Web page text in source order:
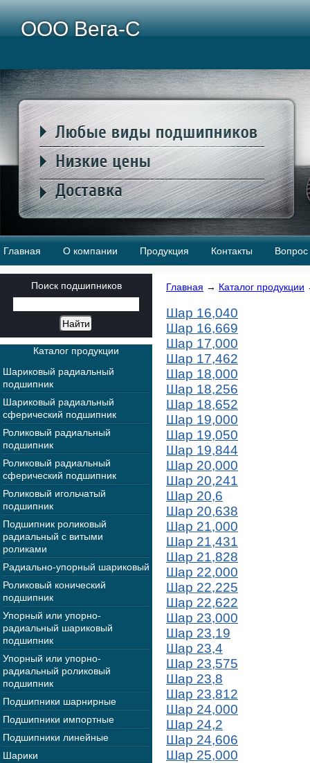
ООО Вега-С
Главная О компании Продукция Контакты Вопрос
Главная → Каталог продукции
Шар 16,040
Шар 16,669
Шар 17,000
Шар 17,462
Шар 18,000
Шар 18,256
Шар 18,652
Шар 19,000
Шар 19,050
Шар 19,844
Шар 20,000
Шар 20,241
Шар 20,6
Шар 20,638
Шар 21,000
Шар 21,431
Шар 21,828
Шар 22,000
Шар 22,225
Шар 22,622
Шар 23,000
Шар 23,19
Шар 23,4
Шар 23,575
Шар 23,8
Шар 23,812
Шар 24,000
Шар 24,2
Шар 24,606
Шар 25,000
Поиск подшипников
Каталог продукции
Шариковый радиальный
подшипник
Шариковый радиальный
сферический подшипник
Роликовый радиальный
подшипник
Роликовый радиальный
сферический подшипник
Роликовый игольчатый
подшипник
Подшипник роликовый
радиальный с витыми
роликами
Радиально-упорный шариковый
Роликовый конический
подшипник
Упорный или упорно-
радиальный шариковый
подшипник
Упорный или упорно-
радиальный роликовый
подшипник
Подшипники шарнирные
Подшипники импортные
Подшипники линейные
Шарики